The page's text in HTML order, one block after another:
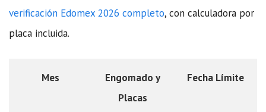
verificación Edomex 2026 completo, con calculadora por
placa incluida.
Mes
Engomado y
Placas
Fecha Límite